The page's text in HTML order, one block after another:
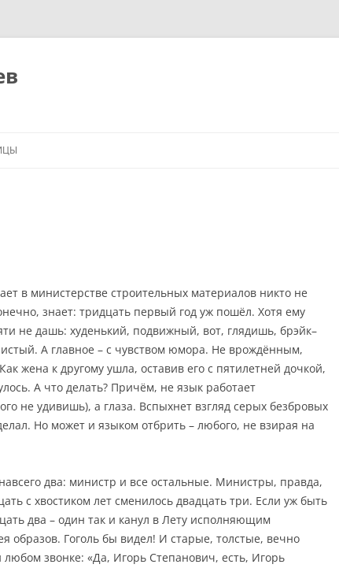
в министерстве строительных материалов никто не
знает: тридцать первый год уж пошёл. Хотя ему
не дашь: худенький, подвижный, вот, глядишь, брэйк–
А главное – с чувством юмора. Не врождённым,
жена к другому ушла, оставив его с пятилетней дочкой,
А что делать? Причём, не язык работает
не удивишь), а глаза. Вспыхнет взгляд серых безбровых
Но может и языком отбрить – любого, не взирая на
два: министр и все остальные. Министры, правда,
с хвостиком лет сменилось двадцать три. Если уж быть
два – один так и канул в Лету исполняющим
образов. Гоголь бы видел! И старые, толстые, вечно
звонке: «Да, Игорь Степанович, есть, Игорь